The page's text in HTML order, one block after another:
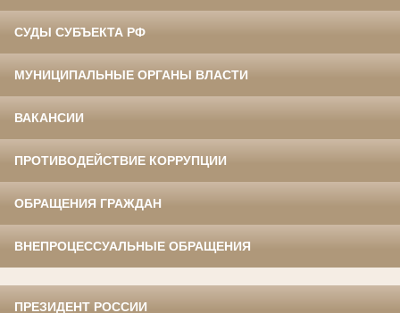
СУДЫ СУБЪЕКТА РФ
МУНИЦИПАЛЬНЫЕ ОРГАНЫ ВЛАСТИ
ВАКАНСИИ
ПРОТИВОДЕЙСТВИЕ КОРРУПЦИИ
ОБРАЩЕНИЯ ГРАЖДАН
ВНЕПРОЦЕССУАЛЬНЫЕ ОБРАЩЕНИЯ
ПРЕЗИДЕНТ РОССИИ